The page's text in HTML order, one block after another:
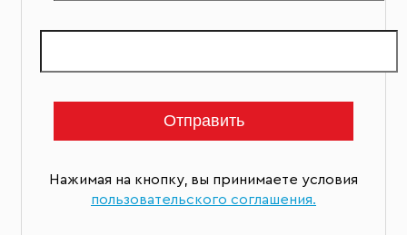
Нажимая на кнопку, вы принимаете условия
пользовательского соглашения.